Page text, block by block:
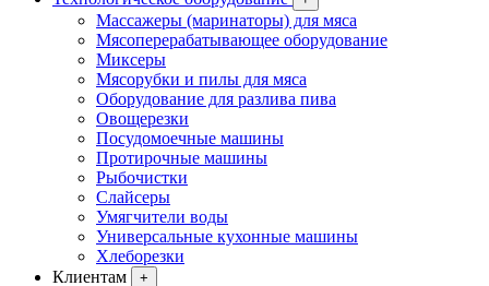
Массажеры (маринаторы) для мяса
Мясоперерабатывающее оборудование
Миксеры
Мясорубки и пилы для мяса
Оборудование для разлива пива
Овощерезки
Посудомоечные машины
Протирочные машины
Рыбочистки
Слайсеры
Умягчители воды
Универсальные кухонные машины
Хлеборезки
Клиентам
+